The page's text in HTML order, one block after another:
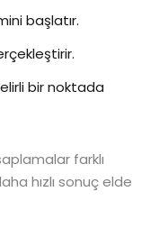
başlatır.
bir noktada
farklı
hızlı sonuç elde